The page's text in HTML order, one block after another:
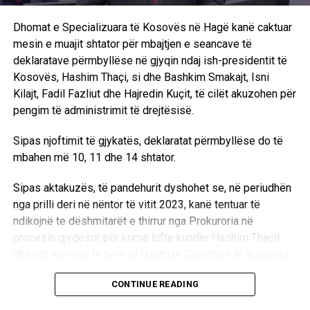
Dhomat e Specializuara të Kosovës në Hagë kanë caktuar
mesin e muajit shtator për mbajtjen e seancave të
deklaratave përmbyllëse në gjyqin ndaj ish-presidentit të
Kosovës, Hashim Thaçi, si dhe Bashkim Smakajt, Isni
Kilajt, Fadil Fazliut dhe Hajredin Kuçit, të cilët akuzohen për
pengim të administrimit të drejtësisë.
Sipas njoftimit të gjykatës, deklaratat përmbyllëse do të
mbahen më 10, 11 dhe 14 shtator.
Sipas aktakuzës, të pandehurit dyshohet se, në periudhën
nga prilli deri në nëntor të vitit 2023, kanë tentuar të
ndikojnë te dëshmitarët e thirrur nga Prokuroria në
procesin gjyqësor për krime lufte kundër Hashim Thaçit
Kadri Veselit, Jakup Krasniqit dhe Rexhep Selimit.
CONTINUE READING